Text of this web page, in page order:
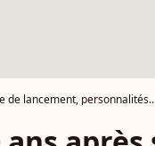
personnalités... Tout ce qu'il